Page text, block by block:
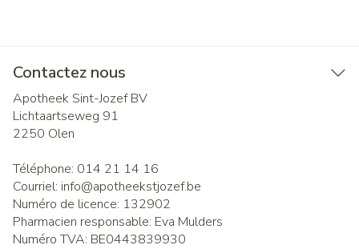
Contactez nous
Apotheek Sint-Jozef BV
Lichtaartseweg 91
2250 Olen
Téléphone: 014 21 14 16
Courriel: info@apotheekstjozef.be
Numéro de licence: 132902
Pharmacien responsable: Eva Mulders
Numéro TVA: BE0443839930